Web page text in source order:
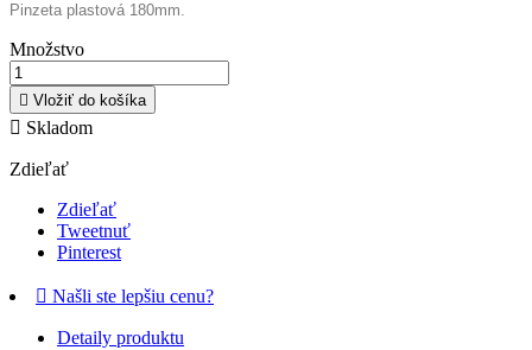
Pinzeta plastová 180mm.
Množstvo
 Vložiť do košíka
 Skladom
Zdieľať
Zdieľať
Tweetnuť
Pinterest
 Našli ste lepšiu cenu?
Detaily produktu